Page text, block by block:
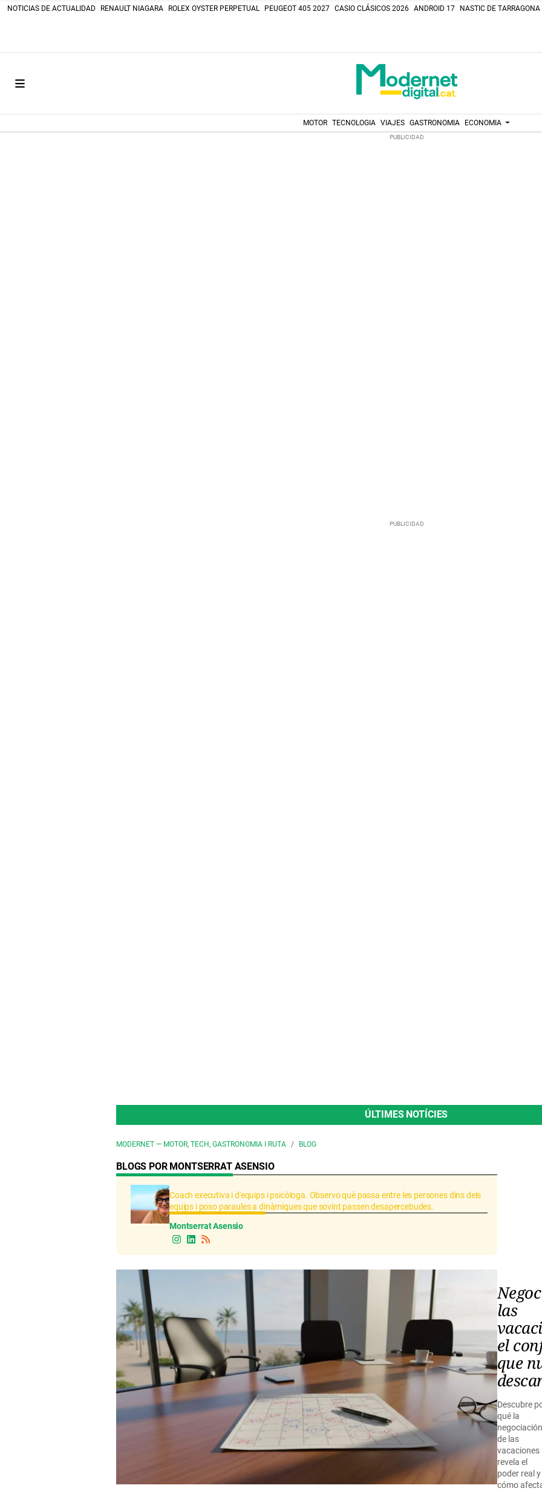
NOTICIAS DE ACTUALIDAD RENAULT NIAGARA ROLEX OYSTER PERPETUAL PEUGEOT 405 2027 CASIO CLÁSICOS 2026 ANDROID 17 NASTIC DE TARRAGONA
MOTOR TECNOLOGIA VIAJES GASTRONOMIA ECONOMIA
ÚLTIMES NOTÍCIES
MODERNET — MOTOR, TECH, GASTRONOMIA I RUTA BLOG
BLOGS POR MONTSERRAT ASENSIO
Coach executiva i d'equips i psicòloga. Observo què passa entre les persones dins dels
equips i poso paraules a dinàmiques que sovint passen desapercebudes.
Montserrat Asensio
las
el
que
Descubre
qué la
negociación
de las
vacaciones
revela el
poder real y
cómo